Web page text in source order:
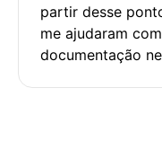
partir desse
me ajudaram
documentação